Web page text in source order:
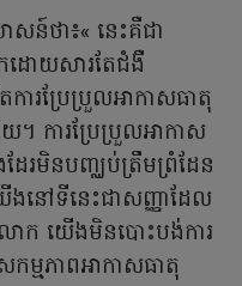
ន៍ថា៖« នេះគឺជា
ដោយសារតែជំងឺ
ារប្រែប្រួលអាកាសធាតុ
។ ការប្រែប្រួលអាកាស
ែរមិនបញ្ឈប់ត្រឹមព្រំដែន
នៅទីនេះជាសញ្ញាដែល
ោក យើងមិនបោះបង់ការ
ម្មភាពអាកាសធាតុ